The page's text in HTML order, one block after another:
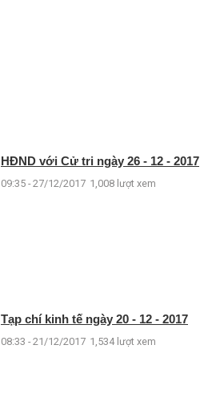
HĐND với Cử tri ngày 26 - 12 - 2017
09:35 - 27/12/2017 1,008 lượt xem
Tạp chí kinh tế ngày 20 - 12 - 2017
08:33 - 21/12/2017 1,534 lượt xem